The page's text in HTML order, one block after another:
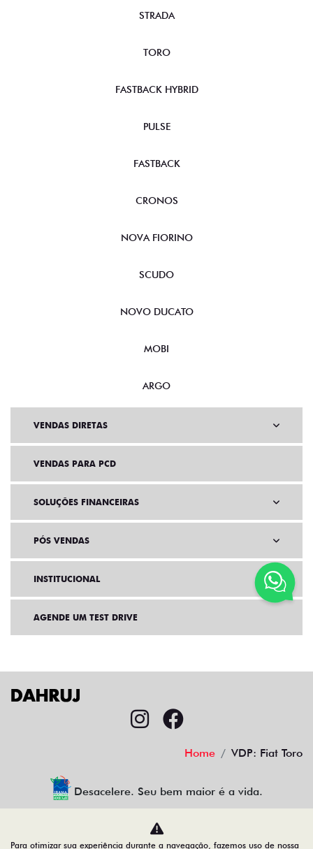
STRADA
TORO
FASTBACK HYBRID
PULSE
FASTBACK
CRONOS
NOVA FIORINO
SCUDO
NOVO DUCATO
MOBI
ARGO
VENDAS DIRETAS
VENDAS PARA PCD
SOLUÇÕES FINANCEIRAS
PÓS VENDAS
INSTITUCIONAL
AGENDE UM TEST DRIVE
Home VDP: Fiat Toro
Desacelere. Seu bem maior é a vida.
Para otimizar sua experiência durante a navegação, fazemos uso de nossa